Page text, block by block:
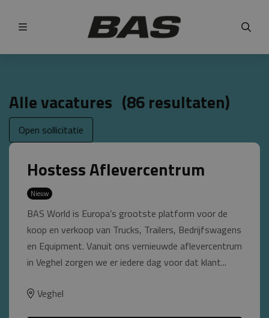
Menu
Alle vacatures (86resultaten)
Open sollicitatie
Hostess Aflevercentrum
Nieuw
BAS World is Europa’s grootste platform voor de
koop en verkoop van Trucks, Trailers, Bedrijfswagens
en Equipment. Vanuit ons vernieuwde aflevercentrum
in Veghel zorgen we er iedere dag voor dat klant...
Veghel